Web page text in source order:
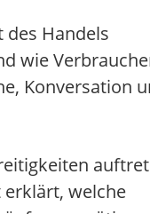
Handels
wie
Konversation
erklärt, welche